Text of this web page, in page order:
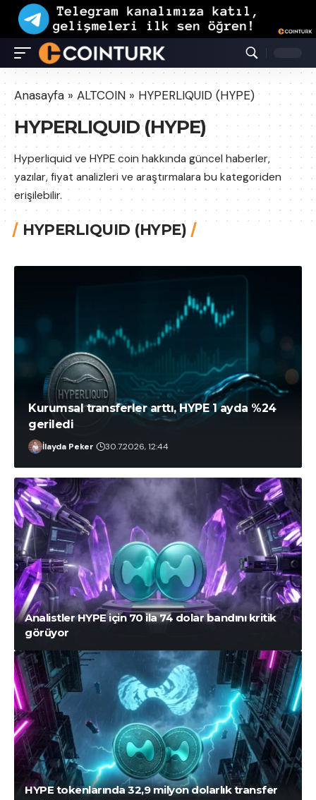
Anasayfa » ALTCOIN » HYPERLIQUID (HYPE)
HYPERLIQUID (HYPE)
Hyperliquid ve HYPE coin hakkında güncel haberler,
yazılar, fiyat analizleri ve araştırmalara bu kategoriden
erişilebilir.
HYPERLIQUID (HYPE)
İlayda Peker 5.8.2026, 10:28
Kurumsal transferler arttı, HYPE 1 ayda %24
geriledi
İlayda Peker 30.7.2026, 12:44
Analistler HYPE için 70 ila 74 dolar bandını kritik
görüyor
HYPE tokenlarında 32,9 milyon dolarlık transfer